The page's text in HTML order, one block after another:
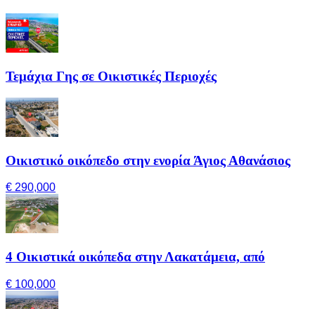
Τεμάχια Γης σε Οικιστικές Περιοχές
Οικιστικό οικόπεδο στην ενορία Άγιος Αθανάσιος
€ 290,000
4 Οικιστικά οικόπεδα στην Λακατάμεια, από
€ 100,000